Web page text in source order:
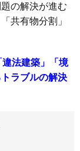
の解決が進む
共有物分割」
法建築」「境
ラブルの解決